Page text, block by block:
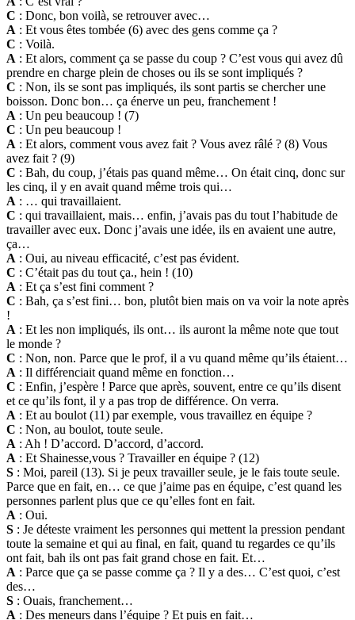
C : Donc, bon voilà, se retrouver avec…
A : Et vous êtes tombée (6) avec des gens comme ça ?
C : Voilà.
A : Et alors, comment ça se passe du coup ? C’est vous qui avez dû
prendre en charge plein de choses ou ils se sont impliqués ?
C : Non, ils se sont pas impliqués, ils sont partis se chercher une
boisson. Donc bon… ça énerve un peu, franchement !
A : Un peu beaucoup ! (7)
C : Un peu beaucoup !
A : Et alors, comment vous avez fait ? Vous avez râlé ? (8) Vous
avez fait ? (9)
C : Bah, du coup, j’étais pas quand même… On était cinq, donc sur
les cinq, il y en avait quand même trois qui…
A : … qui travaillaient.
C : qui travaillaient, mais… enfin, j’avais pas du tout l’habitude de
travailler avec eux. Donc j’avais une idée, ils en avaient une autre,
ça…
A : Oui, au niveau efficacité, c’est pas évident.
C : C’était pas du tout ça., hein ! (10)
A : Et ça s’est fini comment ?
C : Bah, ça s’est fini… bon, plutôt bien mais on va voir la note après
!
A : Et les non impliqués, ils ont… ils auront la même note que tout
le monde ?
C : Non, non. Parce que le prof, il a vu quand même qu’ils étaient…
A : Il différenciait quand même en fonction…
C : Enfin, j’espère ! Parce que après, souvent, entre ce qu’ils disent
et ce qu’ils font, il y a pas trop de différence. On verra.
A : Et au boulot (11) par exemple, vous travaillez en équipe ?
C : Non, au boulot, toute seule.
A : Ah ! D’accord. D’accord, d’accord.
A : Et Shainesse,vous ? Travailler en équipe ? (12)
S : Moi, pareil (13). Si je peux travailler seule, je le fais toute seule.
Parce que en fait, en… ce que j’aime pas en équipe, c’est quand les
personnes parlent plus que ce qu’elles font en fait.
A : Oui.
S : Je déteste vraiment les personnes qui mettent la pression pendant
toute la semaine et qui au final, en fait, quand tu regardes ce qu’ils
ont fait, bah ils ont pas fait grand chose en fait. Et…
A : Parce que ça se passe comme ça ? Il y a des… C’est quoi, c’est
des…
S : Ouais, franchement…
A : Des meneurs dans l’équipe ? Et puis en fait…